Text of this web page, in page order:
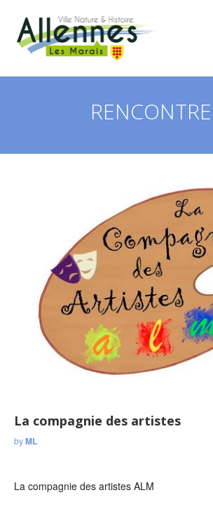
La compagnie des artistes
byML
La compagnie des artistes ALM